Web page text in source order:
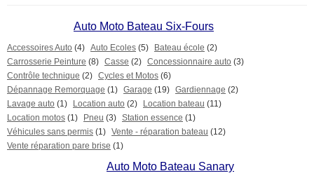
Auto Moto Bateau Six-Fours
Accessoires Auto (4) Auto Ecoles (5) Bateau école (2)
Carrosserie Peinture (8) Casse (2) Concessionnaire auto (3)
Contrôle technique (2) Cycles et Motos (6)
Dépannage Remorquage (1) Garage (19) Gardiennage (2)
Lavage auto (1) Location auto (2) Location bateau (11)
Location motos (1) Pneu (3) Station essence (1)
Véhicules sans permis (1) Vente - réparation bateau (12)
Vente réparation pare brise (1)
Auto Moto Bateau Sanary